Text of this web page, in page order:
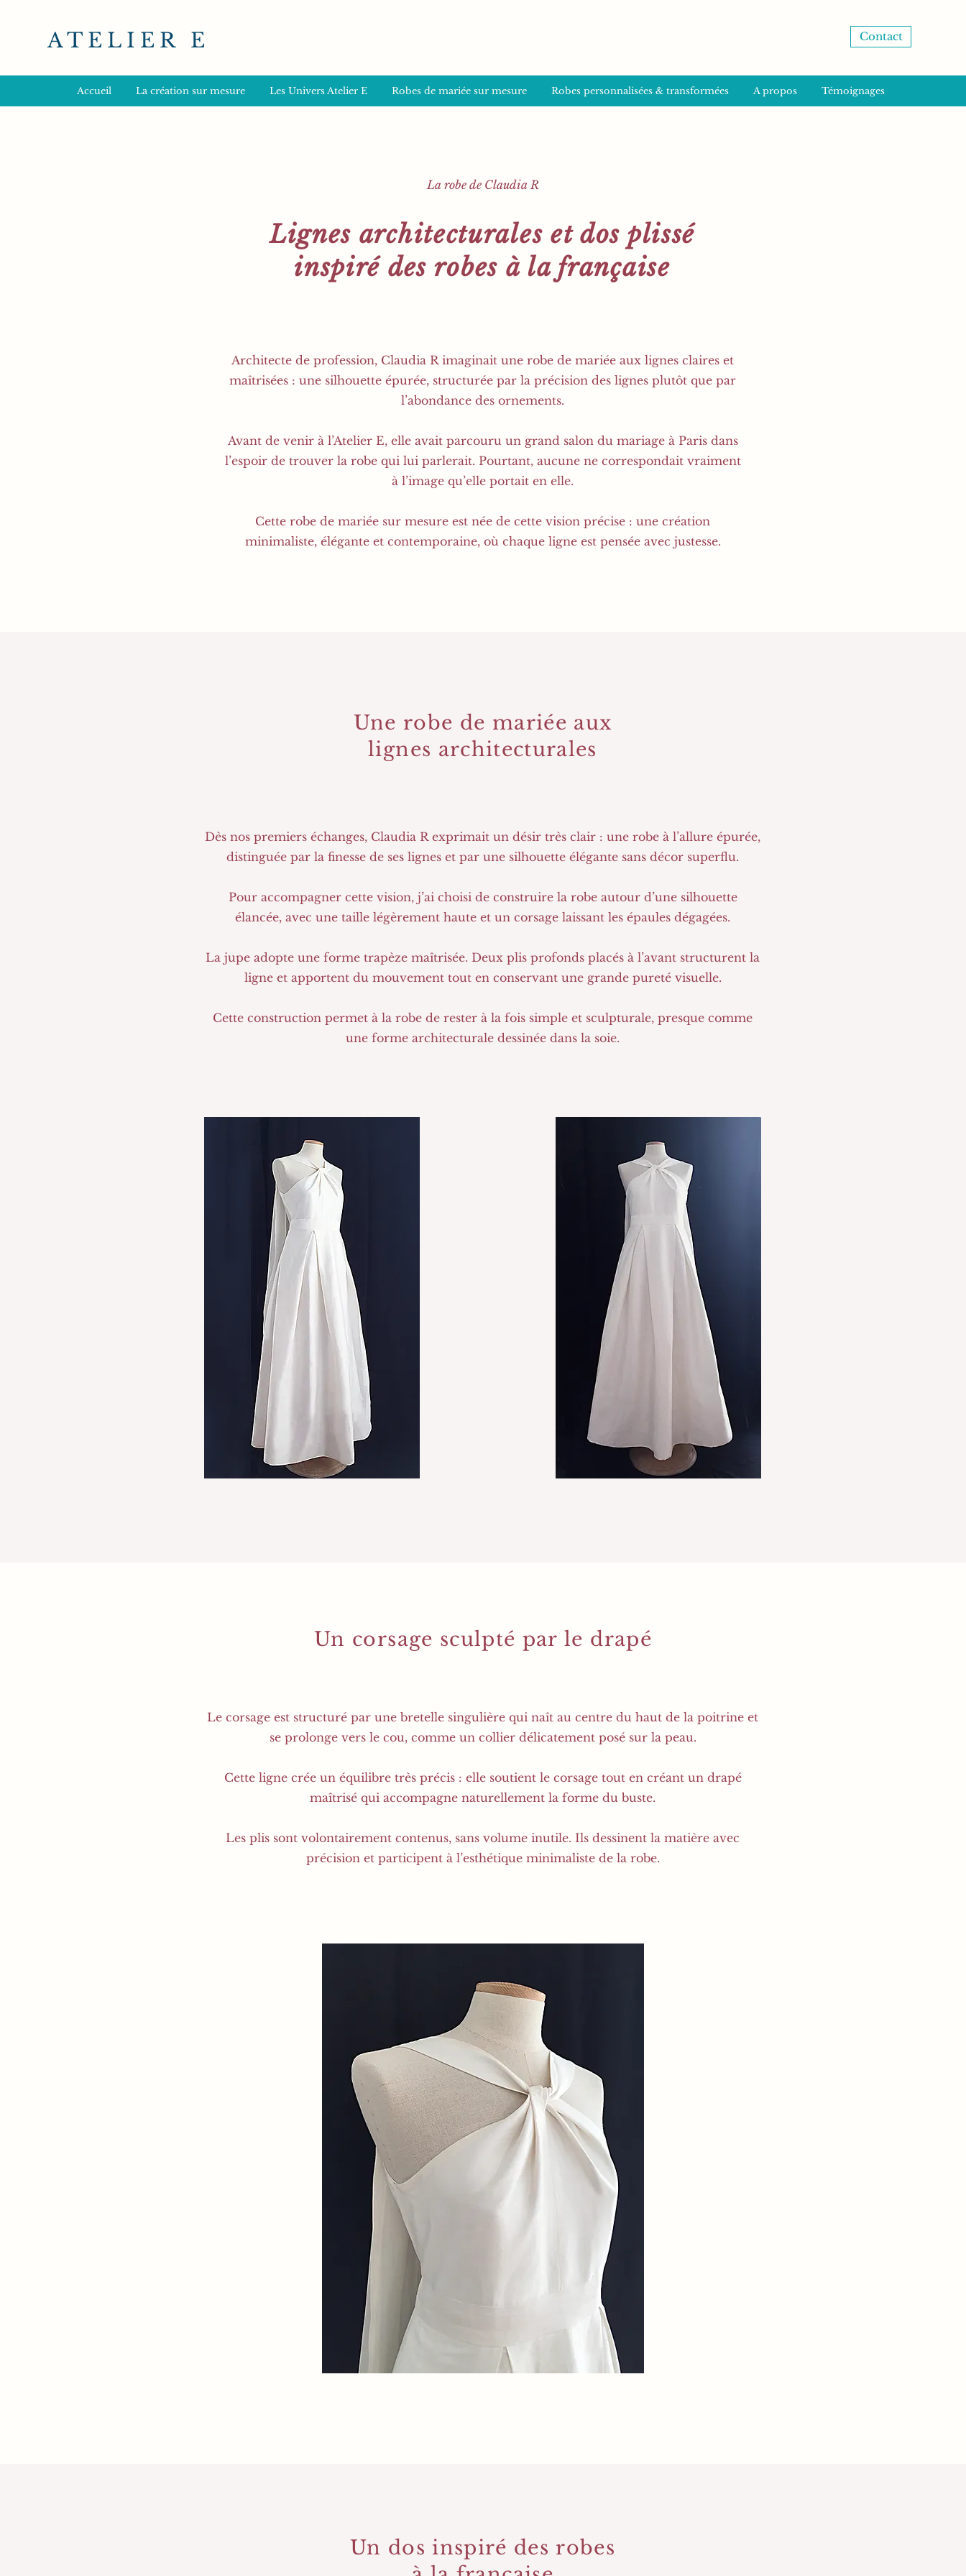
ATELIER E Contact
Accueil La création sur mesure Les Univers Atelier E Robes de mariée sur mesure Robes personnalisées & transformées A propos Témoignages
La robe de Claudia R
Lignes architecturales et dos plissé
inspiré des robes à la française
Architecte de profession, Claudia R imaginait une robe de mariée aux lignes claires et
maîtrisées : une silhouette épurée, structurée par la précision des lignes plutôt que par
l’abondance des ornements.
Avant de venir à l’Atelier E, elle avait parcouru un grand salon du mariage à Paris dans
l’espoir de trouver la robe qui lui parlerait. Pourtant, aucune ne correspondait vraiment
à l’image qu’elle portait en elle.
Cette robe de mariée sur mesure est née de cette vision précise : une création
minimaliste, élégante et contemporaine, où chaque ligne est pensée avec justesse.
Une robe de mariée aux
lignes architecturales
Dès nos premiers échanges, Claudia R exprimait un désir très clair : une robe à l’allure épurée,
distinguée par la finesse de ses lignes et par une silhouette élégante sans décor superflu.
Pour accompagner cette vision, j’ai choisi de construire la robe autour d’une silhouette
élancée, avec une taille légèrement haute et un corsage laissant les épaules dégagées.
La jupe adopte une forme trapèze maîtrisée. Deux plis profonds placés à l’avant structurent la
ligne et apportent du mouvement tout en conservant une grande pureté visuelle.
Cette construction permet à la robe de rester à la fois simple et sculpturale, presque comme
une forme architecturale dessinée dans la soie.
Un corsage sculpté par le drapé
Le corsage est structuré par une bretelle singulière qui naît au centre du haut de la poitrine et
se prolonge vers le cou, comme un collier délicatement posé sur la peau.
Cette ligne crée un équilibre très précis : elle soutient le corsage tout en créant un drapé
maîtrisé qui accompagne naturellement la forme du buste.
Les plis sont volontairement contenus, sans volume inutile. Ils dessinent la matière avec
précision et participent à l’esthétique minimaliste de la robe.
Un dos inspiré des robes